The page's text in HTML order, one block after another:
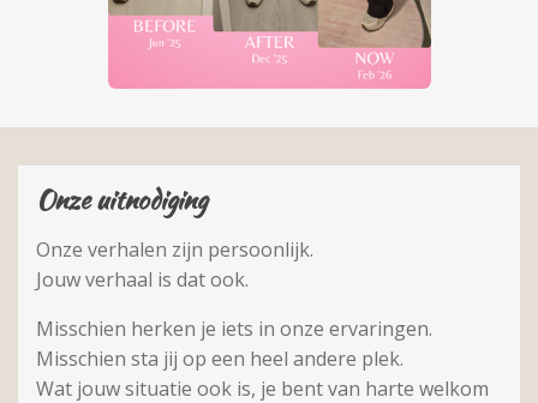
Onze uitnodiging
Onze verhalen zijn persoonlijk.
Jouw verhaal is dat ook.
Misschien herken je iets in onze ervaringen.
Misschien sta jij op een heel andere plek.
Wat jouw situatie ook is, je bent van harte welkom